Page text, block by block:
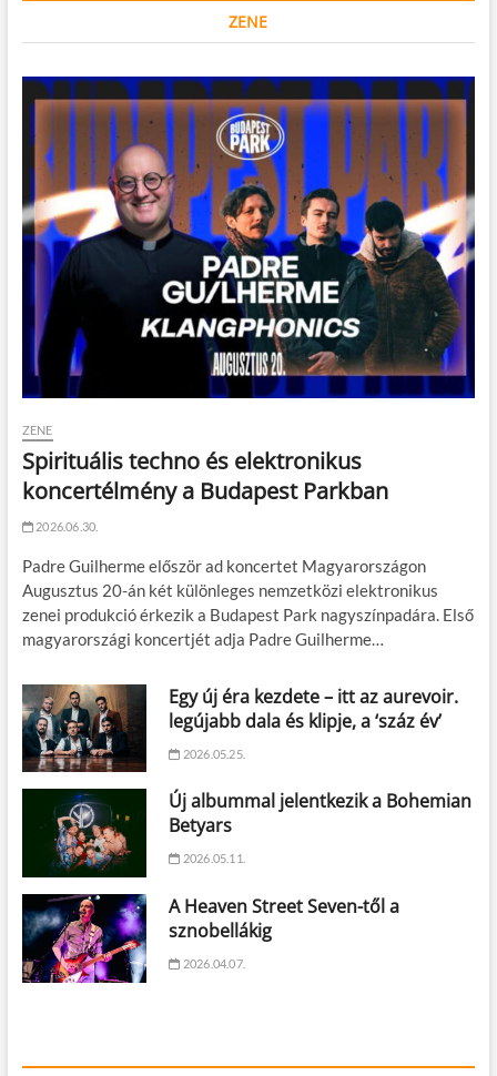
ZENE
ZENE
Spirituális techno és elektronikus
koncertélmény a Budapest Parkban
2026.06.30.
Padre Guilherme először ad koncertet Magyarországon
Augusztus 20-án két különleges nemzetközi elektronikus
zenei produkció érkezik a Budapest Park nagyszínpadára. Első
magyarországi koncertjét adja Padre Guilherme…
Egy új éra kezdete – itt az aurevoir.
legújabb dala és klipje, a ‘száz év’
2026.05.25.
Új albummal jelentkezik a Bohemian
Betyars
2026.05.11.
A Heaven Street Seven-től a
sznobellákig
2026.04.07.